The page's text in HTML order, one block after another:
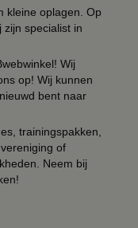
kleine oplagen. Op
specialist in
Wij
op! Wij kunnen
bent naar
trainingspakken,
of
Neem bij